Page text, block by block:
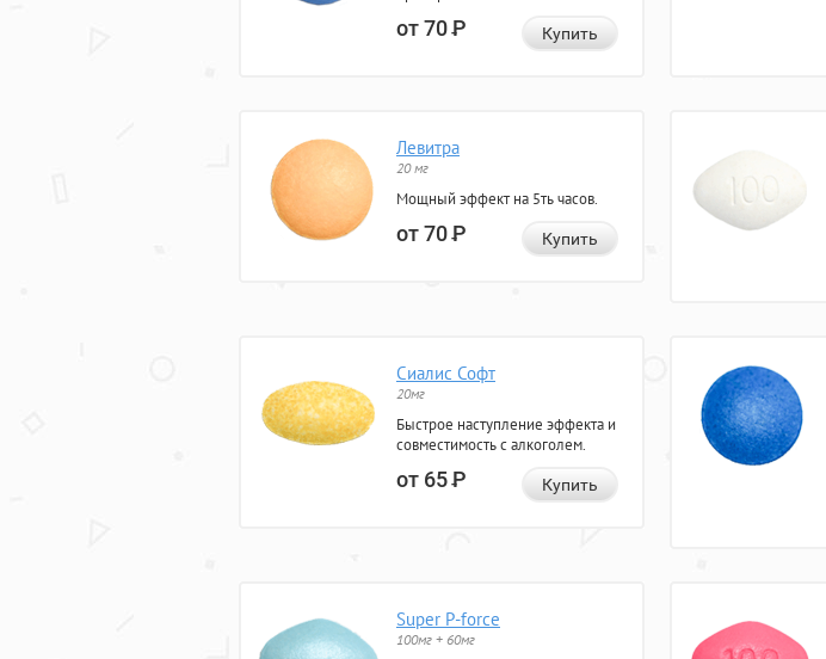
от 70Р Купить
Левитра
20 мг
Мощный эффект на 5ть часов.
от 70Р Купить
Сиалис Софт
20мг
Быстрое наступление эффекта и
совместимость с алкоголем.
от 65Р Купить
Super P-force
100мг + 60мг